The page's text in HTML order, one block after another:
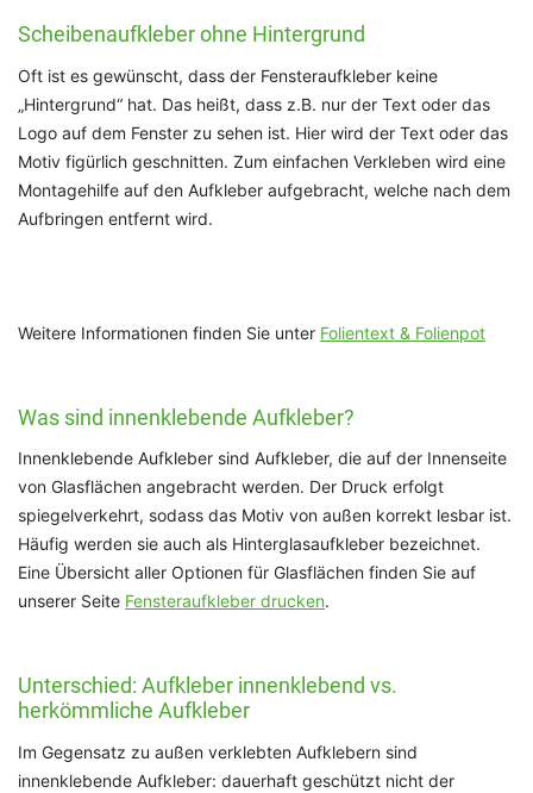
Scheibenaufkleber ohne Hintergrund
Oft ist es gewünscht, dass der Fensteraufkleber keine
„Hintergrund“ hat. Das heißt, dass z.B. nur der Text oder das
Logo auf dem Fenster zu sehen ist. Hier wird der Text oder das
Motiv figürlich geschnitten. Zum einfachen Verkleben wird eine
Montagehilfe auf den Aufkleber aufgebracht, welche nach dem
Aufbringen entfernt wird.
Weitere Informationen finden Sie unter Folientext & Folienpot
Was sind innenklebende Aufkleber?
Innenklebende Aufkleber sind Aufkleber, die auf der Innenseite
von Glasflächen angebracht werden. Der Druck erfolgt
spiegelverkehrt, sodass das Motiv von außen korrekt lesbar ist.
Häufig werden sie auch als Hinterglasaufkleber bezeichnet.
Eine Übersicht aller Optionen für Glasflächen finden Sie auf
unserer Seite Fensteraufkleber drucken.
Unterschied: Aufkleber innenklebend vs.
herkömmliche Aufkleber
Im Gegensatz zu außen verklebten Aufklebern sind
innenklebende Aufkleber: dauerhaft geschützt nicht der